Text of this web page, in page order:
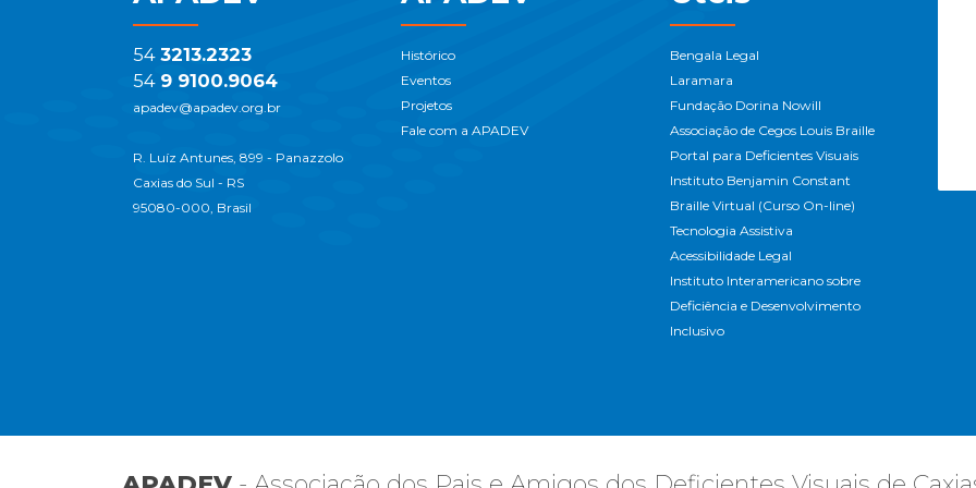
54 3213.2323
54 9 9100.9064
apadev@apadev.org.br
R. Luíz Antunes, 899 - Panazzolo
Caxias do Sul - RS
95080-000, Brasil
Histórico
Eventos
Projetos
Fale com a APADEV
Bengala Legal
Laramara
Fundação Dorina Nowill
Associação de Cegos Louis Braille
Portal para Deficientes Visuais
Instituto Benjamin Constant
Braille Virtual (Curso On-line)
Tecnologia Assistiva
Acessibilidade Legal
Instituto Interamericano sobre
Deficiência e Desenvolvimento
Inclusivo